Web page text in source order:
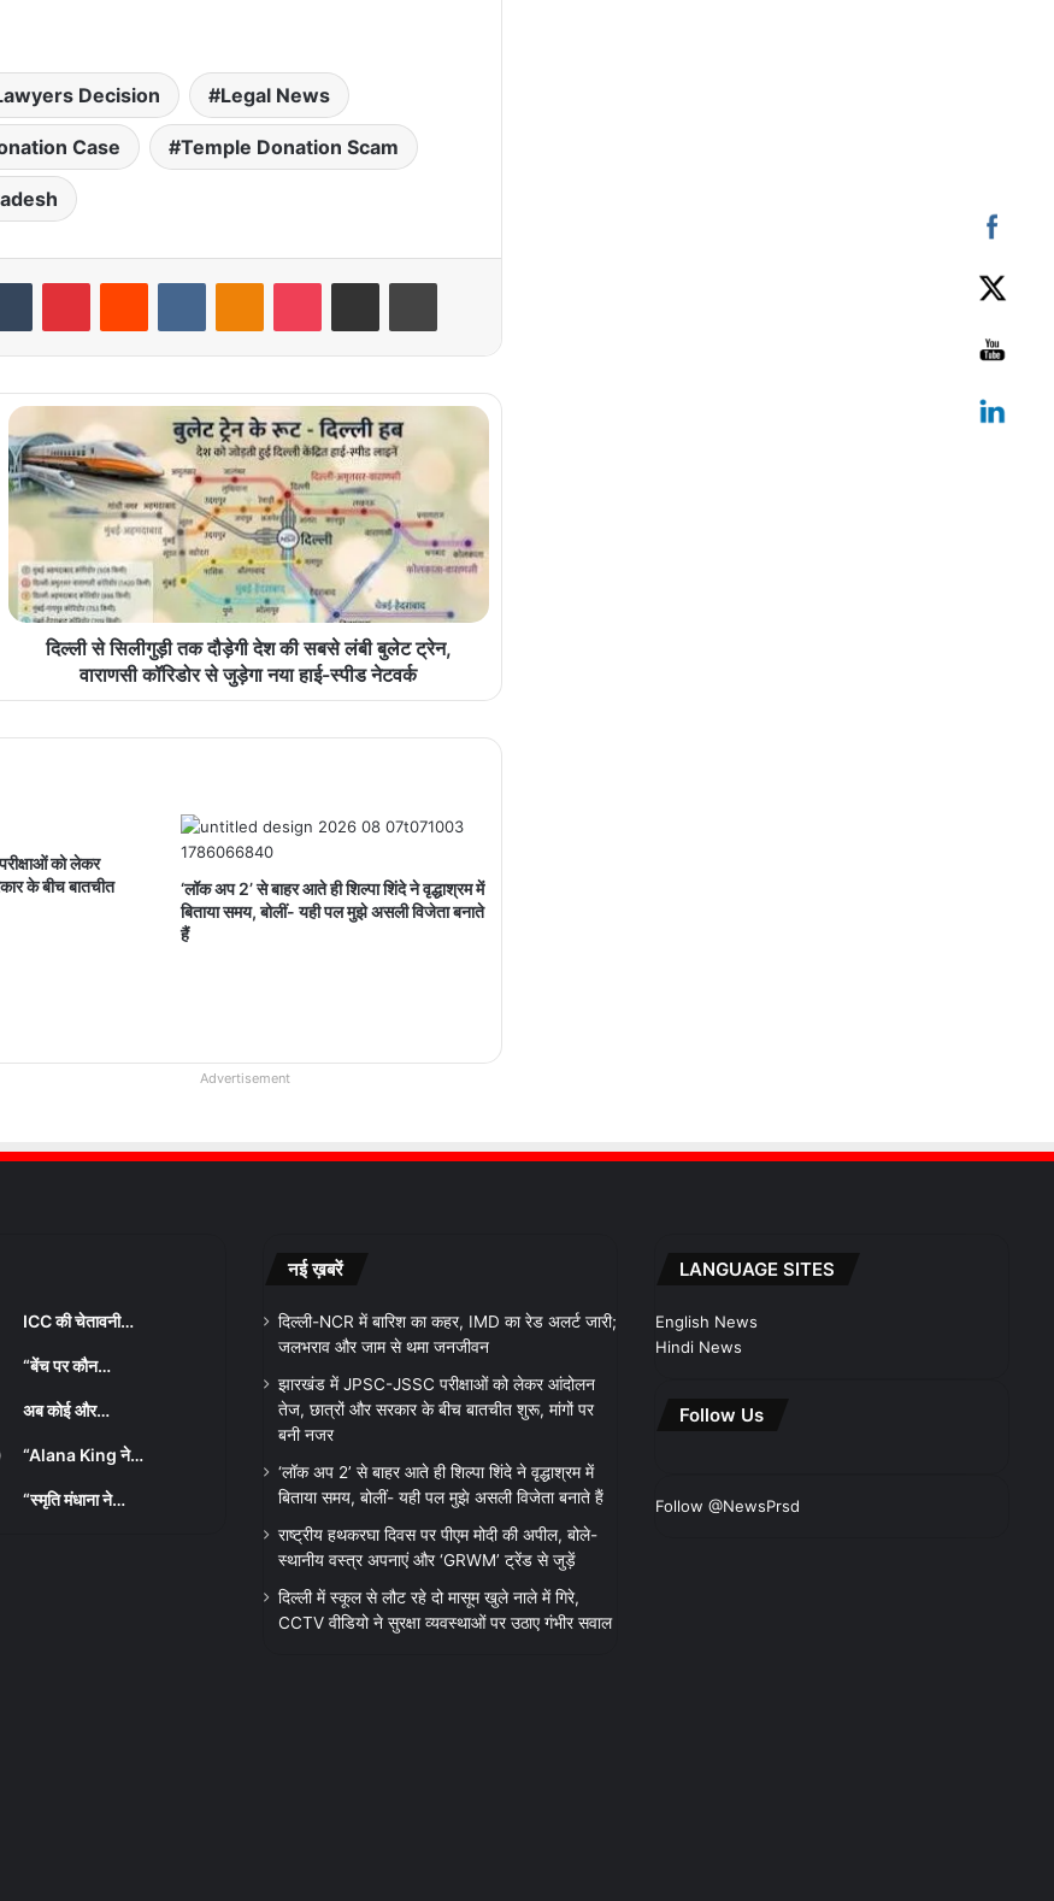
Decision Legal News
Case Temple Donation Scam
दिल्ली से सिलीगुड़ी तक दौड़ेगी देश की सबसे लंबी बुलेट ट्रेन,
वाराणसी कॉरिडोर से जुड़ेगा नया हाई-स्पीड नेटवर्क
को लेकर
के बीच बातचीत
‘लॉक अप 2’ से बाहर आते ही शिल्पा शिंदे ने वृद्धाश्रम में
बिताया समय, बोलीं- यही पल मुझे असली विजेता बनाते
हैं
Advertisement
ICC की चेतावनी…
“बेंच पर कौन…
अब कोई और…
“Alana King ने…
“स्मृति मंधाना ने…
नई ख़बरें
दिल्ली-NCR में बारिश का कहर, IMD का रेड अलर्ट जारी;
जलभराव और जाम से थमा जनजीवन
झारखंड में JPSC-JSSC परीक्षाओं को लेकर आंदोलन
तेज, छात्रों और सरकार के बीच बातचीत शुरू, मांगों पर
बनी नजर
‘लॉक अप 2’ से बाहर आते ही शिल्पा शिंदे ने वृद्धाश्रम में
बिताया समय, बोलीं- यही पल मुझे असली विजेता बनाते हैं
राष्ट्रीय हथकरघा दिवस पर पीएम मोदी की अपील, बोले-
स्थानीय वस्त्र अपनाएं और ‘GRWM’ ट्रेंड से जुड़ें
दिल्ली में स्कूल से लौट रहे दो मासूम खुले नाले में गिरे,
CCTV वीडियो ने सुरक्षा व्यवस्थाओं पर उठाए गंभीर सवाल
LANGUAGE SITES
English News
Hindi News
Follow Us
Follow @NewsPrsd